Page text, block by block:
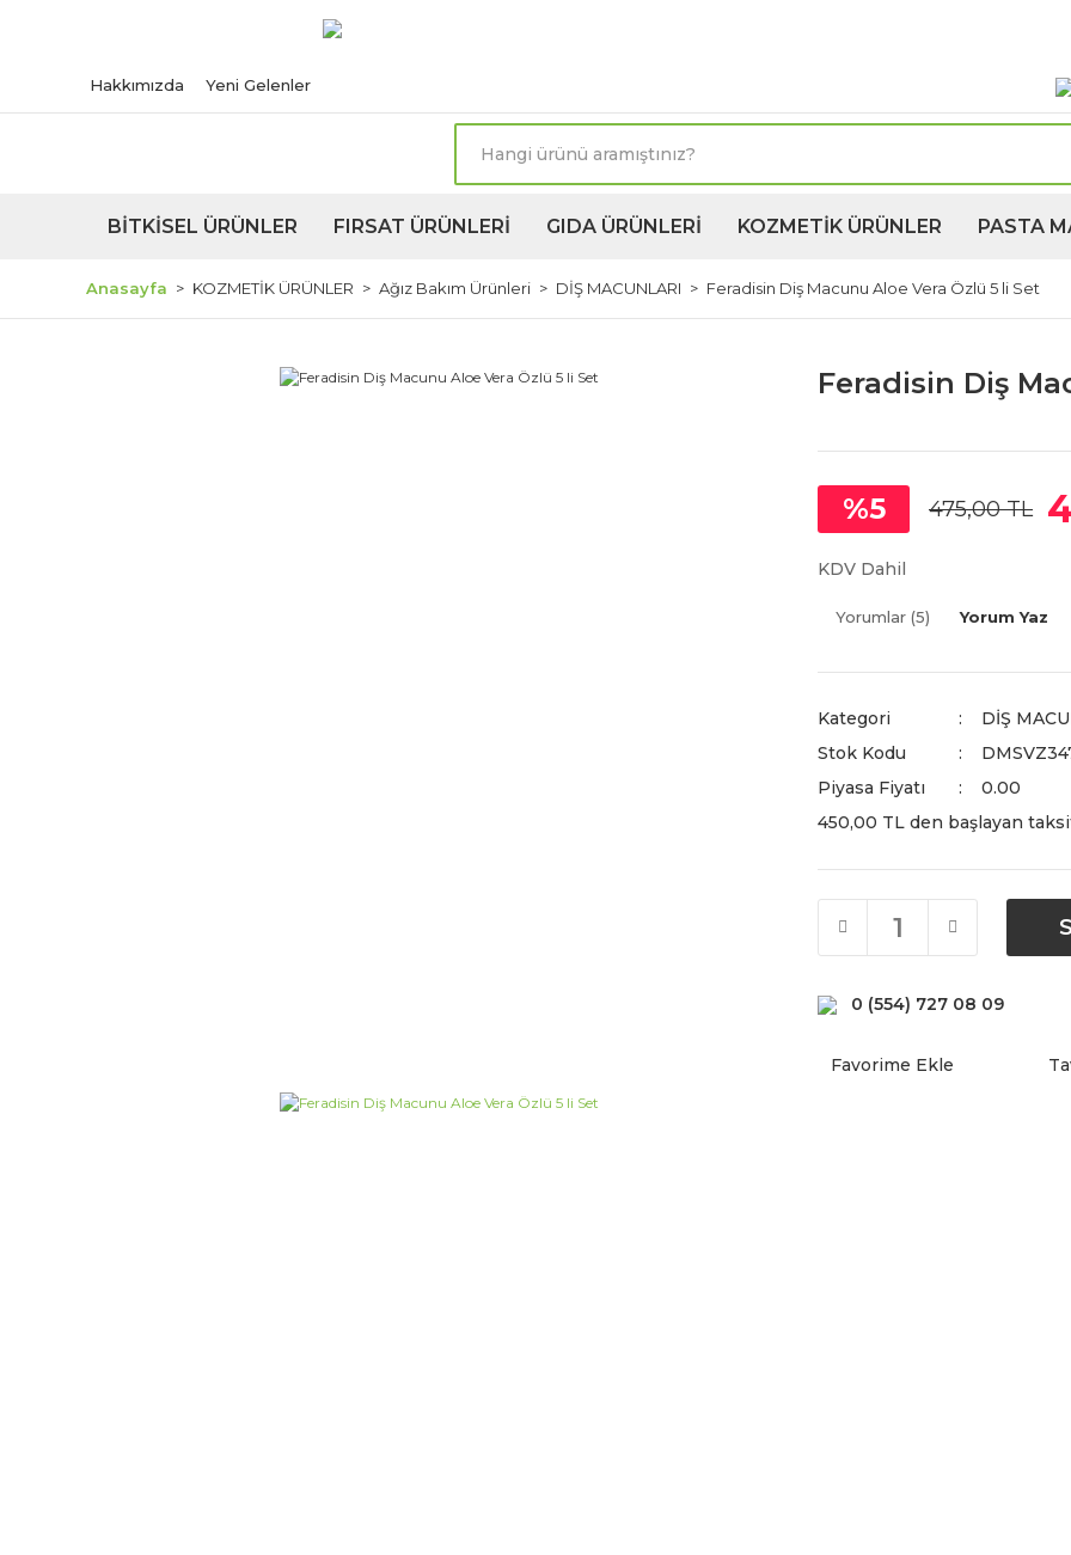
Hakkımızda Yeni Gelenler
BİTKİSEL ÜRÜNLER FIRSAT ÜRÜNLERİ GIDA ÜRÜNLERİ KOZMETİK ÜRÜNLER PASTA
Anasayfa KOZMETİK ÜRÜNLER Ağız Bakım Ürünleri DİŞ MACUNLARI Feradisin Diş Macunu Aloe Vera Özlü 5 li Set
Feradisin Diş
%5 475,00 TL
KDV Dahil
Yorumlar (5) Yorum Yaz
Kategori DİŞ
Stok Kodu
Piyasa Fiyatı
0.00
450,00 TL den başlayan
0 (554) 727 08 09